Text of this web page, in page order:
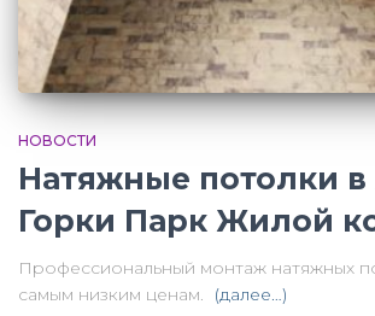
НОВОСТИ
Натяжные потолки
Горки Парк Жилой
Профессиональный монтаж натяжных
самым низким ценам.
(далее…)